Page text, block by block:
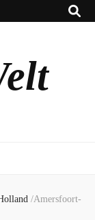
/Amersfoort-